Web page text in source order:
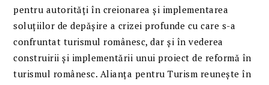
pentru autorități în creionarea și implementarea
soluțiilor de depășire a crizei profunde cu care s-a
confruntat turismul românesc, dar și în vederea
construirii și implementării unui proiect de reformă în
turismul românesc. Alianța pentru Turism reunește în